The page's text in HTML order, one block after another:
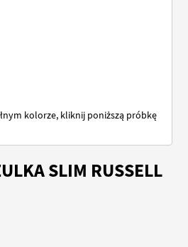
SLIM RUSSELL
kolorze, kliknij poniższą próbkę